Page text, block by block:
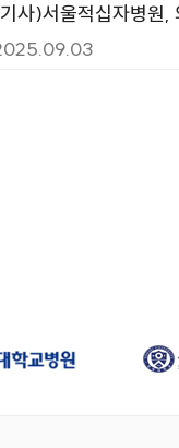
사)서울적십자병원,
지원 감사패 수상
라이드